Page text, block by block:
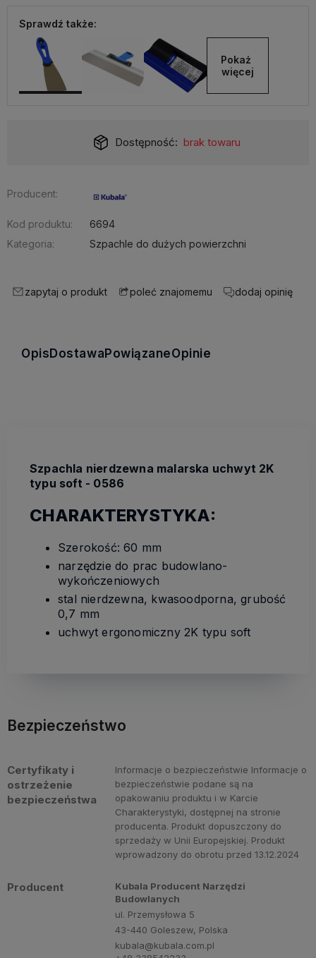
Sprawdź także:
Pokaż
więcej
Dostępność: brak towaru
Producent:
Kod produktu:
6694
Kategoria:
Szpachle do dużych powierzchni
zapytaj o produkt poleć znajomemu dodaj opinię
OpisDostawaPowiązaneOpinie
Szpachla nierdzewna malarska uchwyt 2K
typu soft - 0586
CHARAKTERYSTYKA:
Szerokość: 60 mm
narzędzie do prac budowlano-
wykończeniowych
stal nierdzewna, kwasoodporna, grubość
0,7 mm
uchwyt ergonomiczny 2K typu soft
Bezpieczeństwo
Certyfikaty i
ostrzeżenie
bezpieczeństwa
Informacje o bezpieczeństwie Informacje o
bezpieczeństwie podane są na
opakowaniu produktu i w Karcie
Charakterystyki, dostępnej na stronie
producenta. Produkt dopuszczony do
sprzedaży w Unii Europejskiej. Produkt
wprowadzony do obrotu przed 13.12.2024
Producent
Kubala Producent Narzędzi
Budowlanych
ul. Przemysłowa 5
43-440 Goleszew, Polska
kubala@kubala.com.pl